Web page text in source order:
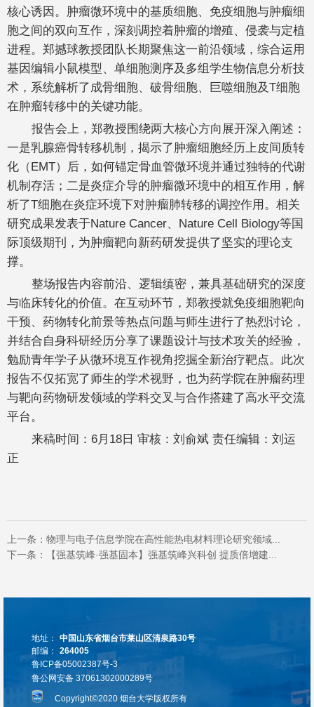
核心诱因。肿瘤微环境中的基质细胞、免疫细胞与肿瘤细
胞之间的双向互作，深刻调控着肿瘤的增殖、侵袭与定植
进程。郑撼球教授团队长期聚焦这一前沿领域，综合运用
基因编辑小鼠模型、单细胞测序及多组学生物信息分析技
术，系统解析了成骨细胞、破骨细胞、巨噬细胞及T细胞
在肿瘤转移中的关键功能。
报告会上，郑教授围绕两大核心方向展开深入阐述：
一是乳腺癌骨转移机制，揭示了肿瘤细胞经历上皮间质转
化（EMT）后，如何锚定骨血管微环境并通过独特的代谢
机制存活；二是炎症介导的肿瘤微环境中的相互作用，解
析了T细胞在炎症环境下对肿瘤肺转移的调控作用。相关
研究成果发表于Nature Cancer、Nature Cell Biology等国
际顶级期刊，为肿瘤靶向新药研发提供了坚实的理论支
撑。
整场报告内容前沿、逻辑缜密，兼具基础研究的深度
与临床转化的价值。在互动环节，郑教授就免疫细胞靶向
干预、药物转化前景等热点问题与师生进行了热烈讨论，
并结合自身科研经历分享了课题设计与技术攻关的经验，
勉励青年学子从微环境互作视角挖掘全新治疗靶点。此次
报告不仅拓宽了师生的学术视野，也为药学院在肿瘤药理
与靶向药物研发领域的学科交叉与合作搭建了高水平交流
平台。
来稿时间：6月18日 审核：刘俞斌 责任编辑：刘运
正
上一条： 物理与电子信息学院在高性能热电材料理论研究领域...
下一条：
【强基筑峰·强基固本】强基筑峰兴科创 提质倍增建...
地址：
中国山东省烟台市莱山区清泉路30号
邮编：
264005
鲁ICP备05002387号-3
鲁公网安备 37061302000289号
Copyright©2020 烟台大学版权所有